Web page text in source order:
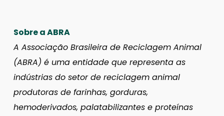
Sobre a ABRA
A Associação Brasileira de Reciclagem Animal
(ABRA) é uma entidade que representa as
indústrias do setor de reciclagem animal
produtoras de farinhas, gorduras,
hemoderivados, palatabilizantes e proteínas